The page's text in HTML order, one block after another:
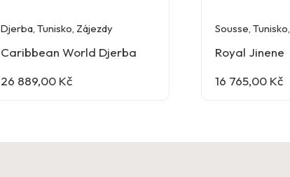
Djerba,Tunisko, Zájezdy
Caribbean World Djerba
26 889,00 Kč
Sousse, Tunisko,
Royal Jinene
16 765,00 Kč